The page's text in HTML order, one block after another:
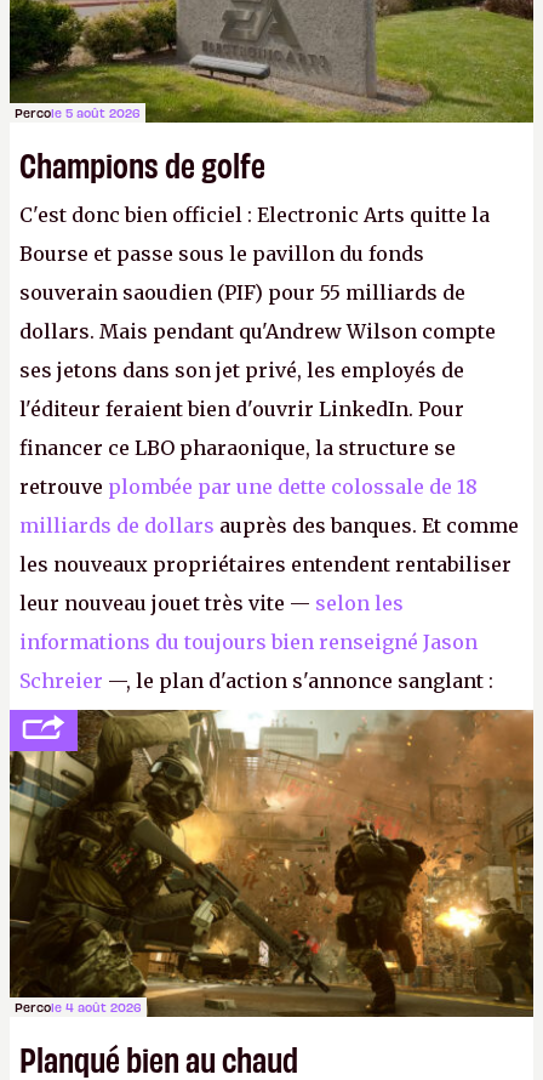
Percole 5 août 2026
Champions de golfe
C'est donc bien officiel : Electronic Arts quitte la
Bourse et passe sous le pavillon du fonds
souverain saoudien (PIF) pour 55 milliards de
dollars. Mais pendant qu'Andrew Wilson compte
ses jetons dans son jet privé, les employés de
l'éditeur feraient bien d'ouvrir LinkedIn. Pour
financer ce LBO pharaonique, la structure se
retrouve plombée par une dette colossale de 18
milliards de dollars auprès des banques. Et comme
les nouveaux propriétaires entendent rentabiliser
leur nouveau jouet très vite — selon les
informations du toujours bien renseigné Jason
Schreier —, le plan d'action s'annonce sanglant :
réductions de coûts drastiques, fermetures de
studios et licenciements massifs. En gros, essorer
FCetBattlefield, puis virer le reste.P.
Percole 4 août 2026
Planqué bien au chaud